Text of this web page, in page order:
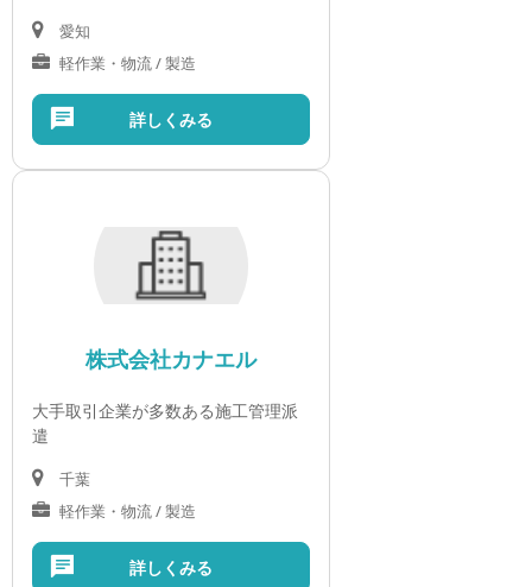
愛知
軽作業・物流 / 製造
詳しくみる
株式会社カナエル
大手取引企業が多数ある施工管理派
遣
千葉
軽作業・物流 / 製造
詳しくみる